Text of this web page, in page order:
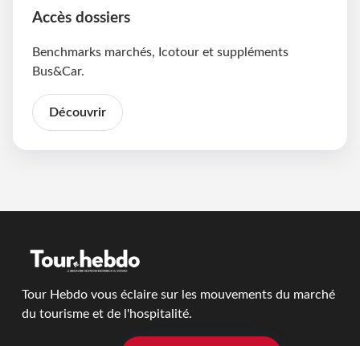
Accès dossiers
Benchmarks marchés, Icotour et suppléments
Bus&Car.
Découvrir
Tour Hebdo vous éclaire sur les mouvements du marché
du tourisme et de l'hospitalité.